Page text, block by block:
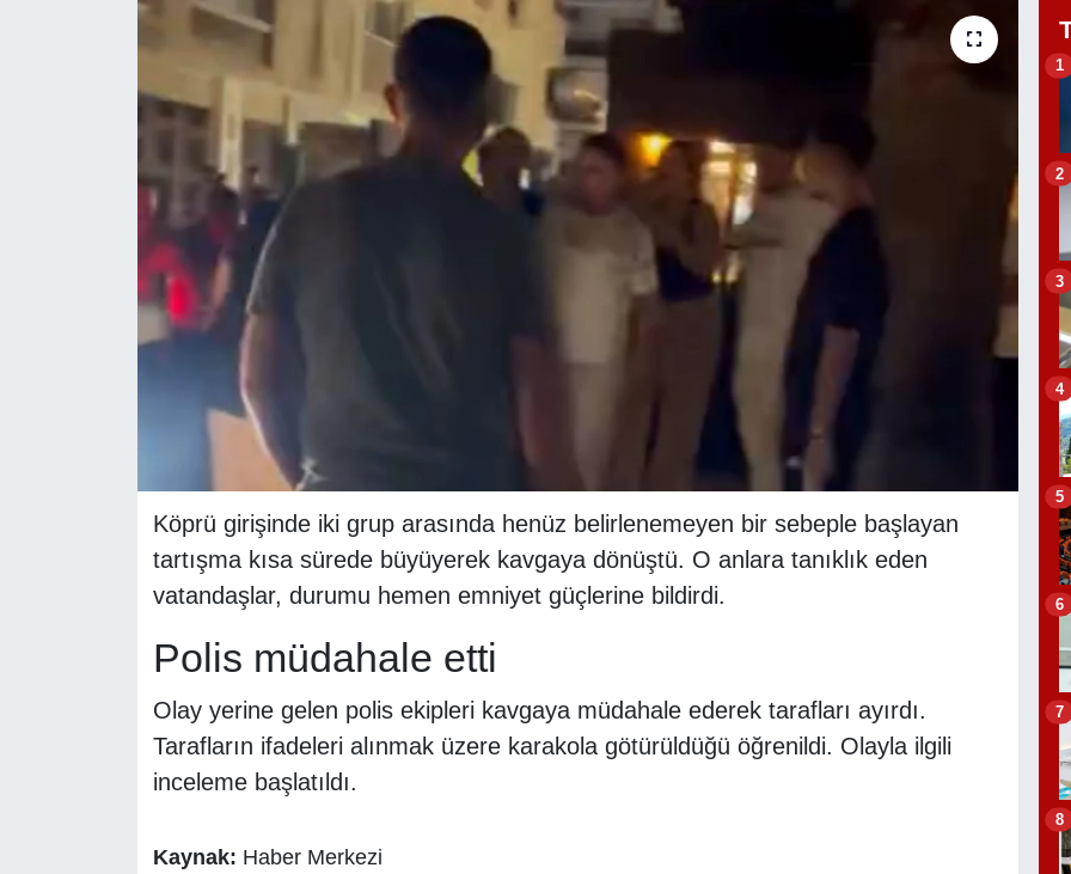
Köprü girişinde iki grup arasında henüz belirlenemeyen bir sebeple başlayan
tartışma kısa sürede büyüyerek kavgaya dönüştü. O anlara tanıklık eden
vatandaşlar, durumu hemen emniyet güçlerine bildirdi.
Polis müdahale etti
Olay yerine gelen polis ekipleri kavgaya müdahale ederek tarafları ayırdı.
Tarafların ifadeleri alınmak üzere karakola götürüldüğü öğrenildi. Olayla ilgili
inceleme başlatıldı.
Kaynak: Haber Merkezi
1
2
3
4
5
6
7
8
ASAYİŞ
Haber Arşivi